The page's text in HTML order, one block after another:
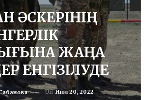
ӘСКЕРІНІҢ
ЖАҢА
ЕНГІЗІЛУДЕ
OnИюл 20, 2022